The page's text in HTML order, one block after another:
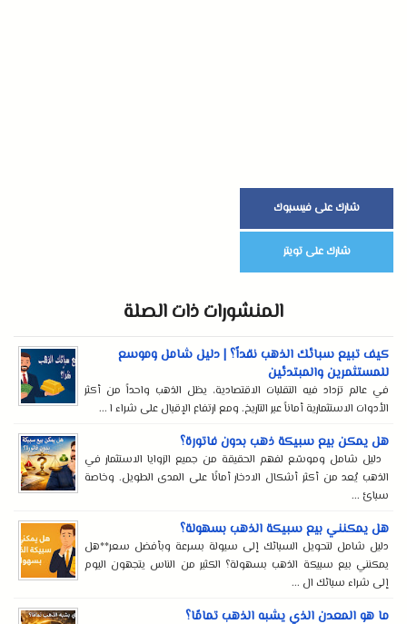
شارك على فيسبوك
شارك على تويتر
المنشورات ذات الصلة
كيف تبيع سبائك الذهب نقداً؟ | دليل شامل وموسع
للمستثمرين والمبتدئين
في عالم تزداد فيه التقلبات الاقتصادية، يظل الذهب واحداً من أكثر
الأدوات الاستثمارية أماناً عبر التاريخ. ومع ارتفاع الإقبال على شراء ا ...
هل يمكن بيع سبيكة ذهب بدون فاتورة؟
دليل شامل وموسّع لفهم الحقيقة من جميع الزوايا الاستثمار في
الذهب يُعد من أكثر أشكال الادخار أمانًا على المدى الطويل. وخاصة
سبائ ...
هل يمكنني بيع سبيكة الذهب بسهولة؟
دليل شامل لتحويل السبائك إلى سيولة بسرعة وبأفضل سعر**هل
يمكنني بيع سبيكة الذهب بسهولة؟ الكثير من الناس يتجهون اليوم
إلى شراء سبائك ال ...
ما هو المعدن الذي يشبه الذهب تمامًا؟